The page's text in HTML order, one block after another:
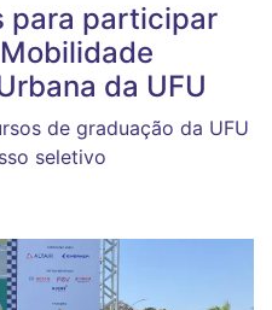
para participar
da UFU
de graduação da UFU
seletivo